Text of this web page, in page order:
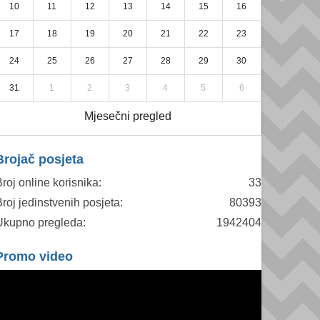
10 11 12 13 14 15 16
17 18 19 20 21 22 23
24 25 26 27 28 29 30
31 1 2 3 4 5 6
Mjesečni pregled
posjeta
online korisnika:
33
jedinstvenih posjeta:
80393
pregleda:
1942404
video